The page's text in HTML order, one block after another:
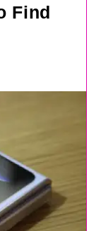
Find